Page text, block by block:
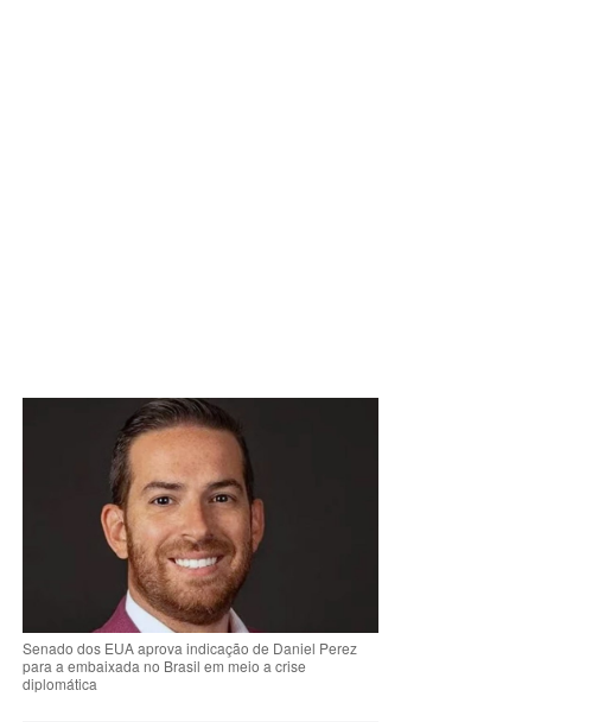
Senado dos EUA aprova indicação de Daniel Perez
para a embaixada no Brasil em meio a crise
diplomática